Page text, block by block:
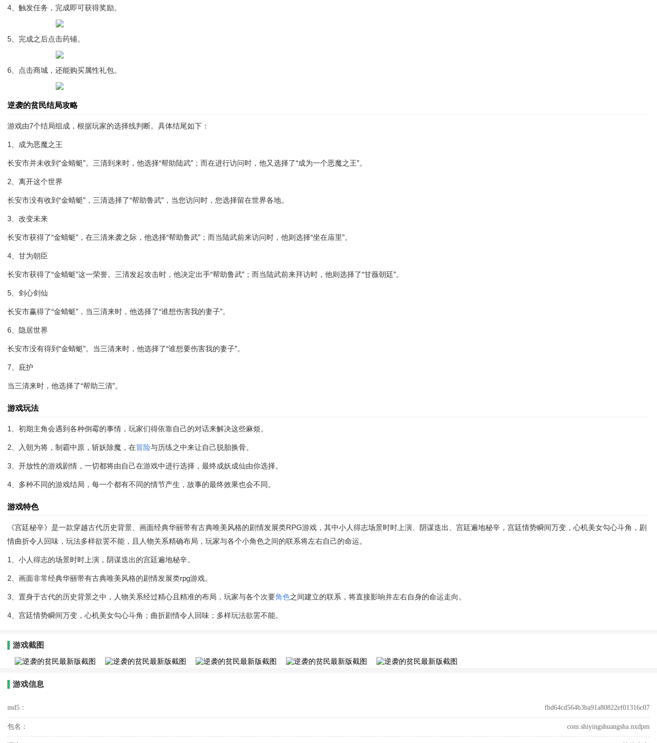
4、触发任务，完成即可获得奖励。
5、完成之后点击药铺。
6、点击商城，还能购买属性礼包。
逆袭的贫民结局攻略
游戏由7个结局组成，根据玩家的选择线判断。具体结尾如下：
1、成为恶魔之王
长安市并未收到“金蜻蜓”。三清到来时，他选择“帮助陆武”；而在进行访问时，他又选择了“成为一个恶魔之王”。
2、离开这个世界
长安市没有收到“金蜻蜓”，三清选择了“帮助鲁武”，当您访问时，您选择留在世界各地。
3、改变未来
长安市获得了“金蜻蜓”，在三清来袭之际，他选择“帮助鲁武”；而当陆武前来访问时，他则选择“坐在庙里”。
4、甘为朝臣
长安市获得了“金蜻蜓”这一荣誉。三清发起攻击时，他决定出手“帮助鲁武”；而当陆武前来拜访时，他则选择了“甘薇朝廷”。
5、剑心剑仙
长安市赢得了“金蜻蜓”，当三清来时，他选择了“谁想伤害我的妻子”。
6、隐居世界
长安市没有得到“金蜻蜓”。当三清来时，他选择了“谁想要伤害我的妻子”。
7、庇护
当三清来时，他选择了“帮助三清”。
游戏玩法
1、初期主角会遇到各种倒霉的事情，玩家们得依靠自己的对话来解决这些麻烦。
2、入朝为将，制霸中原，斩妖除魔，在冒险与历练之中来让自己脱胎换骨。
3、开放性的游戏剧情，一切都将由自己在游戏中进行选择，最终成妖成仙由你选择。
4、多种不同的游戏结局，每一个都有不同的情节产生，故事的最终效果也会不同。
游戏特色
《宫廷秘辛》是一款穿越古代历史背景、画面经典华丽带有古典唯美风格的剧情发展类RPG游戏，其中小人得志场景时时上演、阴谋迭出、宫廷遍地秘辛，宫廷情势瞬间万变，心机美女勾心斗角，剧
情曲折令人回味，玩法多样欲罢不能，且人物关系精确布局，玩家与各个小角色之间的联系将左右自己的命运。
1、小人得志的场景时时上演，阴谋迭出的宫廷遍地秘辛。
2、画面非常经典华丽带有古典唯美风格的剧情发展类rpg游戏。
3、置身于古代的历史背景之中，人物关系经过精心且精准的布局，玩家与各个次要角色之间建立的联系，将直接影响并左右自身的命运走向。
4、宫廷情势瞬间万变，心机美女勾心斗角；曲折剧情令人回味；多样玩法欲罢不能。
游戏截图
游戏信息
md5： fbd64cd564b3ba91a80822ef01316c07
包名： com.shiyingshuangsha.nxdpm